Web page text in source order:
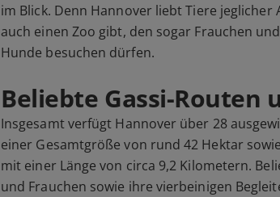
im Blick. Denn Hannover liebt Tiere jeglicher
auch einen Zoo gibt, den sogar Frauchen
Hunde besuchen dürfen.
Beliebte Gassi-Routen
Insgesamt verfügt Hannover über 28
einer Gesamtgröße von rund 42 Hektar
mit einer Länge von circa 9,2 Kilometern.
und Frauchen sowie ihre vierbeinigen